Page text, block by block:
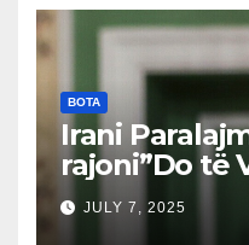
barrikada!”
BOTA
Irani
rajoni”Do të
Izraeli Nuk
Përgjegjës
JULY 7, 2025